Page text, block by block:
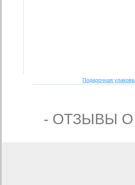
Подарочная
- ОТЗЫВЫ О